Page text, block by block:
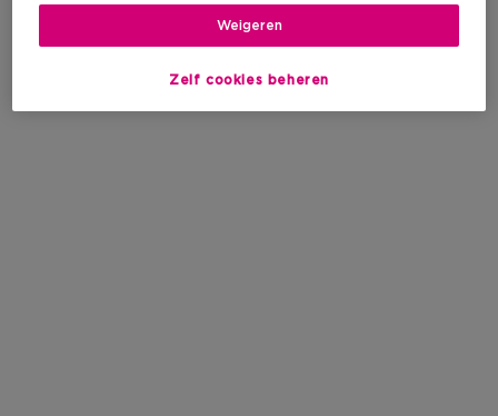
Zelf cookies beheren
Weigeren